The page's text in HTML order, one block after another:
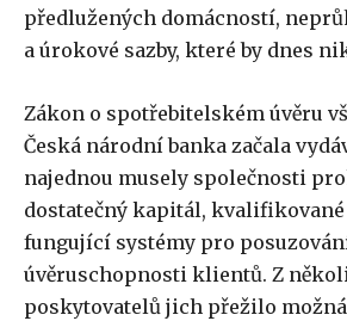
předlužených domácností,
a úrokové sazby, které by dnes
Zákon o spotřebitelském úvěru
Česká národní banka začala
najednou musely společnosti
dostatečný kapitál, kvalifikované
fungující systémy pro
úvěruschopnosti klientů. Z
poskytovatelů jich přežilo